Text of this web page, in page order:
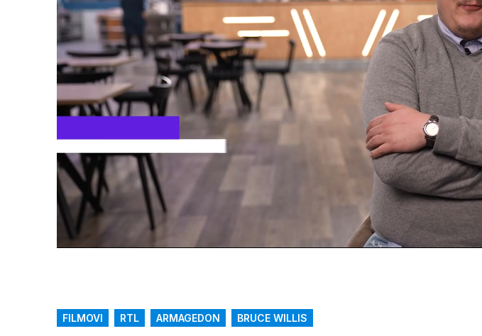
zvuk
FILMOVI RTL ARMAGEDON BRUCE WILLIS